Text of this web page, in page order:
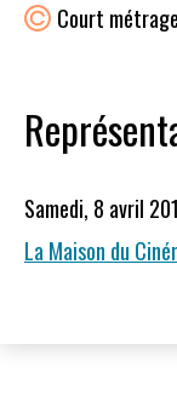
Court métrage
Samedi, 8 avril
La Maison du